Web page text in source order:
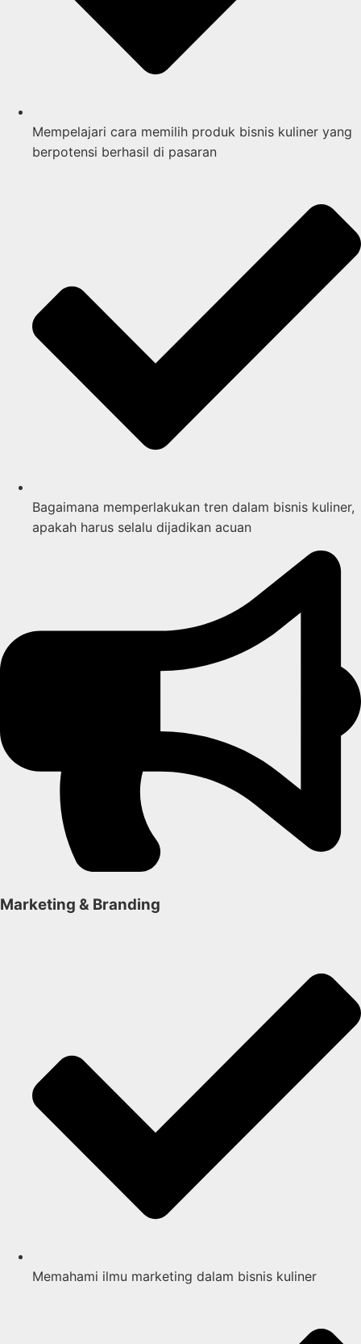
Mempelajari cara memilih produk bisnis kuliner yang
berpotensi berhasil di pasaran
Bagaimana memperlakukan tren dalam bisnis kuliner,
apakah harus selalu dijadikan acuan
Marketing & Branding
Memahami ilmu marketing dalam bisnis kuliner